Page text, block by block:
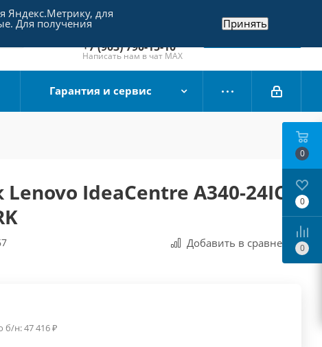
+7 (495) 790-15-10
Отдел продаж
+7 (903) 790-15-10
Написать нам в чат MAX
Заказать звонок
Гарантия и сервис
IdeaCentre A340-24ICB
Добавить в сравнения
б/н:47 416₽
0
0
0
Яндекс.Метрику, для
Для получения Принять